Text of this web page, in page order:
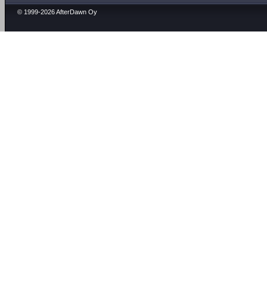
© 1999-2026 AfterDawn Oy